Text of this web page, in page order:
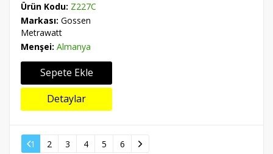
Ürün Kodu: Z227C
Markası: Gossen
Metrawatt
Menşei: Almanya
Sepete Ekle
Detaylar
1 2 3 4 5 6